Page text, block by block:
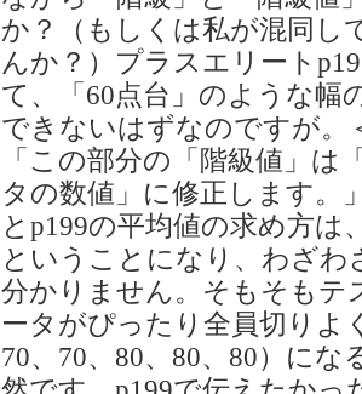
か？（もしくは私が混同し
んか？）プラスエリート
て、「60点台」のような幅
できないはずなのですが。
「この部分の「階級値」
タの数値」に修正します。
とp199の平均値の求め方は
ということになり、わざ
分かりません。そもそもテ
ータがぴったり全員切りよ
70、70、80、80、80）に